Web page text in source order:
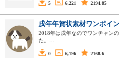
5 6,221 2194.85
戌年年賀状素材ワンポイ
2018年は戌年なのでワンチャン
た。…
0 6,196 2168.6